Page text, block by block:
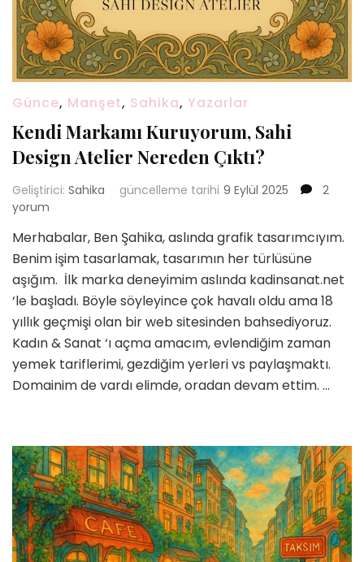
Günce, Manşet, Sahika, Yazarlar
Kendi Markamı Kuruyorum, Sahi
Design Atelier Nereden Çıktı?
Geliştirici: Sahika güncelleme tarihi 9 Eylül 2025
Kendi
Sahi
Atelier
Çıktı?
için
2
yorum
Merhabalar, Ben Şahika, aslında grafik tasarımcıyım.
Benim işim tasarlamak, tasarımın her türlüsüne
aşığım. İlk marka deneyimim aslında kadinsanat.net
‘le başladı. Böyle söyleyince çok havalı oldu ama 18
yıllık geçmişi olan bir web sitesinden bahsediyoruz.
Kadın & Sanat ‘ı açma amacım, evlendiğim zaman
yemek tariflerimi, gezdiğim yerleri vs paylaşmaktı.
Domainim de vardı elimde, oradan devam ettim. …